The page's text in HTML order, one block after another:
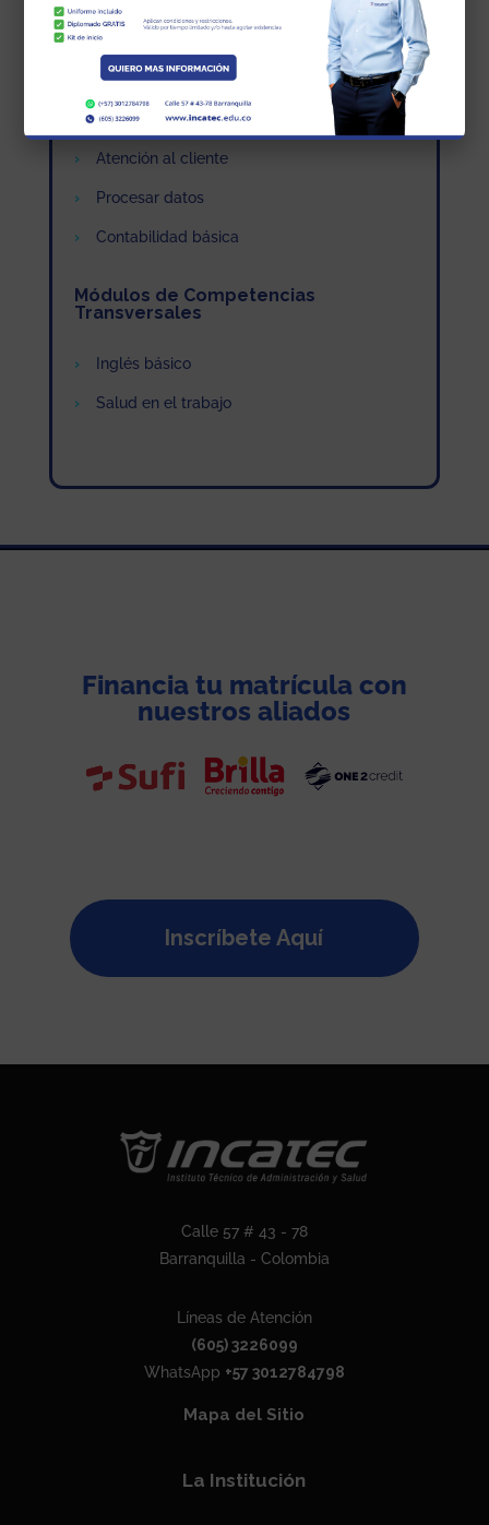
Elaboración documentos
Técnicas de archivo
Tramitar documentos
Atención al cliente
Procesar datos
Contabilidad básica
Módulos de Competencias
Transversales
Inglés básico
Salud en el trabajo
Financia tu matrícula con
nuestros aliados
Inscríbete Aquí
Calle 57 # 43 - 78
Barranquilla - Colombia
Líneas de Atención
(605) 3226099
WhatsApp +57 3012784798
Mapa del Sitio
La Institución